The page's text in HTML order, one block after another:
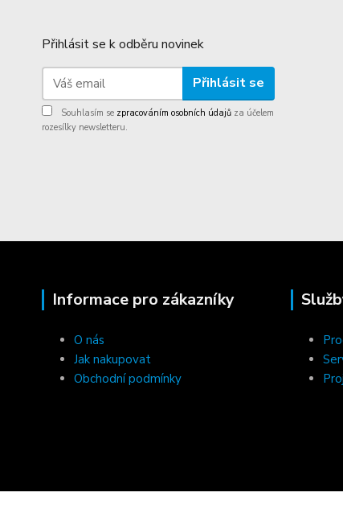
Přihlásit se k odběru novinek
Přihlásit se
Souhlasím se zpracováním osobních údajů za účelem
rozesílky newsletteru.
Informace pro zákazníky
O nás
Jak nakupovat
Obchodní podmínky